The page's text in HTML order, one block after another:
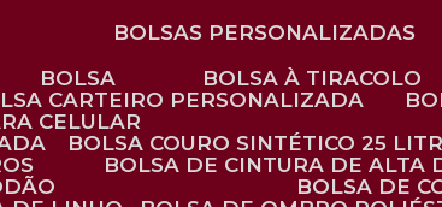
BOLSAS PERSONALIZADAS
BOLSA BOLSA À TIRACOLO
CARTEIRO PERSONALIZADA
CELULAR
BOLSA COURO SINTÉTICO 25
BOLSA DE CINTURA DE ALTA
BOLSA DE